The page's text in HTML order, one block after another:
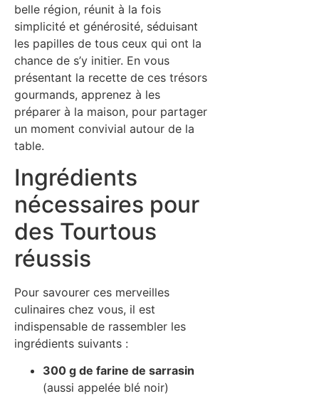
belle région, réunit à la fois
simplicité et générosité, séduisant
les papilles de tous ceux qui ont la
chance de s’y initier. En vous
présentant la recette de ces trésors
gourmands, apprenez à les
préparer à la maison, pour partager
un moment convivial autour de la
table.
Ingrédients
nécessaires pour
des Tourtous
réussis
Pour savourer ces merveilles
culinaires chez vous, il est
indispensable de rassembler les
ingrédients suivants :
300 g de farine de sarrasin
(aussi appelée blé noir)